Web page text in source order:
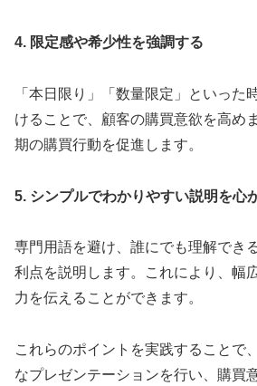
4. 限定感や希少性を強調する
「本日限り」「数量限定」といった
けることで、顧客の購買意欲を高め
期の購買行動を促進します。
5. シンプルでわかりやすい説明を心
専門用語を避け、誰にでも理解でき
利点を説明します。これにより、幅
力を伝えることができます。
これらのポイントを実践することで
なプレゼンテーションを行い、購買